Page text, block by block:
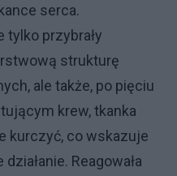
serca.
tylko przybrały
strukturę
ale także, po pięciu
krew, tkanka
kurczyć, co wskazuje
Reagowała